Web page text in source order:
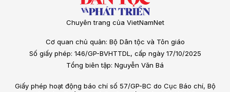
Chuyên trang của VietNamNet
Cơ quan chủ quản: Bộ Dân tộc và Tôn giáo
Số giấy phép: 146/GP-BVHTTDL, cấp ngày 17/10/2025
Tổng biên tập: Nguyễn Văn Bá
Giấy phép hoạt động báo chí số 57/GP-BC do Cục Báo chí, Bộ